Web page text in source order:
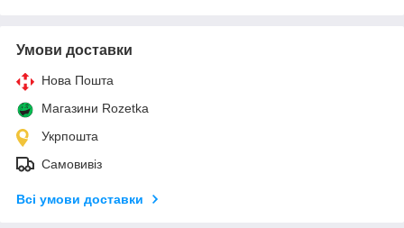
Умови доставки
Нова Пошта
Магазини Rozetka
Укрпошта
Самовивіз
Всі умови доставки